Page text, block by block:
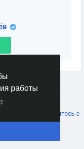
работы
Свяжитесь с